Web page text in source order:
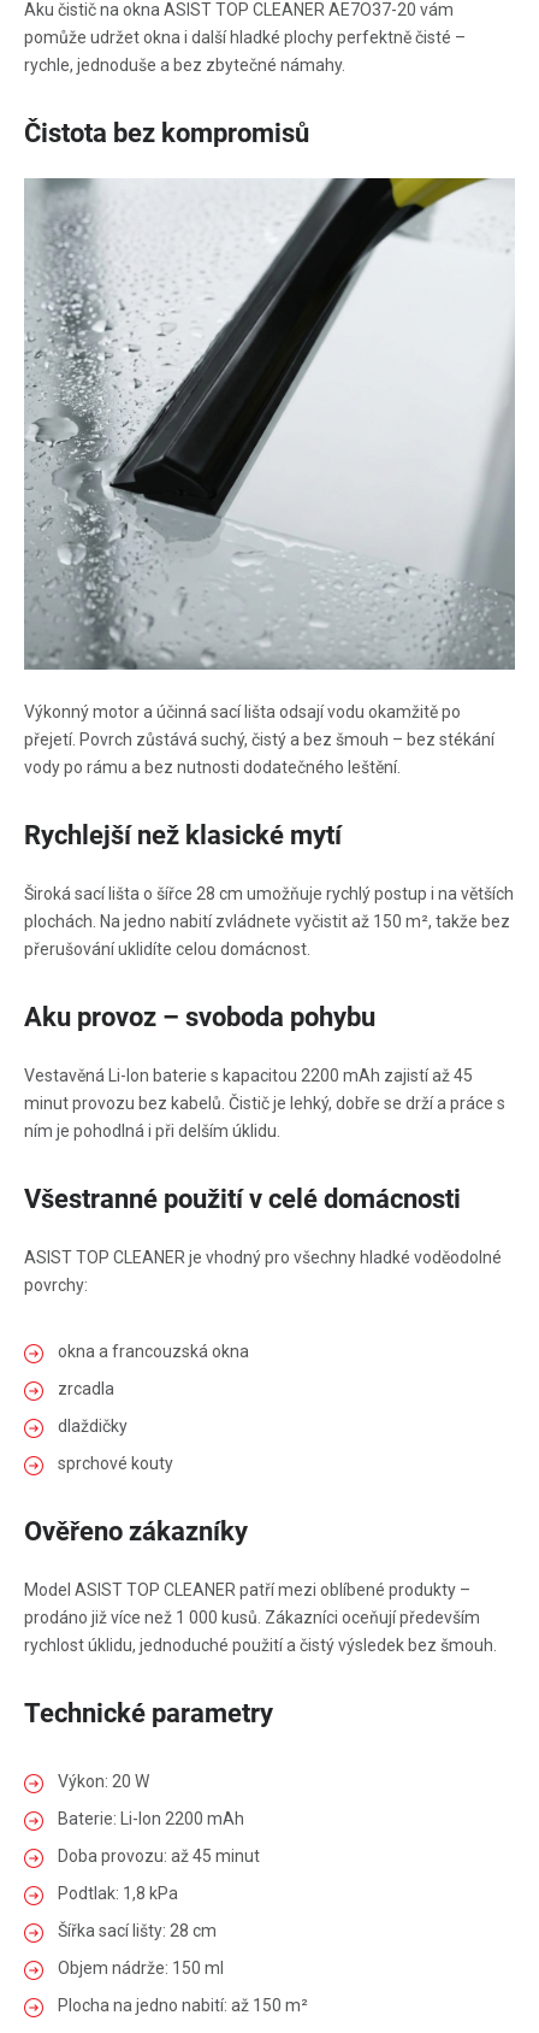
Aku čistič na okna ASIST TOP CLEANER AE7O37-20 vám
pomůže udržet okna i další hladké plochy perfektně čisté –
rychle, jednoduše a bez zbytečné námahy.
Čistota bez kompromisů
Výkonný motor a účinná sací lišta odsají vodu okamžitě po
přejetí. Povrch zůstává suchý, čistý a bez šmouh – bez stékání
vody po rámu a bez nutnosti dodatečného leštění.
Rychlejší než klasické mytí
Široká sací lišta o šířce 28 cm umožňuje rychlý postup i na větších
plochách. Na jedno nabití zvládnete vyčistit až 150 m², takže bez
přerušování uklidíte celou domácnost.
Aku provoz – svoboda pohybu
Vestavěná Li-Ion baterie s kapacitou 2200 mAh zajistí až 45
minut provozu bez kabelů. Čistič je lehký, dobře se drží a práce s
ním je pohodlná i při delším úklidu.
Všestranné použití v celé domácnosti
ASIST TOP CLEANER je vhodný pro všechny hladké voděodolné
povrchy:
okna a francouzská okna
zrcadla
dlaždičky
sprchové kouty
Ověřeno zákazníky
Model ASIST TOP CLEANER patří mezi oblíbené produkty –
prodáno již více než 1 000 kusů. Zákazníci oceňují především
rychlost úklidu, jednoduché použití a čistý výsledek bez šmouh.
Technické parametry
Výkon: 20 W
Baterie: Li-Ion 2200 mAh
Doba provozu: až 45 minut
Podtlak: 1,8 kPa
Šířka sací lišty: 28 cm
Objem nádrže: 150 ml
Plocha na jedno nabití: až 150 m²